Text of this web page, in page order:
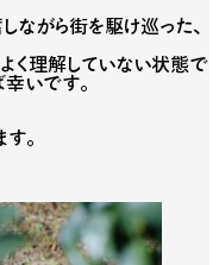
ながら街を駆け巡った、
よく理解していない状態で
いです。
。